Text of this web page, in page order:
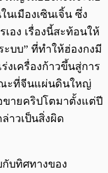
เมืองเซินเจิ้น ซึ่ง
อง เรื่องนี้สะท้อนให้
ะบบ” ที่ทำให้ฮ่องกงมี
งเครื่องก้าวขึ้นสู่การ
ะที่จีนแผ่นดินใหญ่
ายคริปโตมาตั้งแต่ปี
าวเป็นสิ่งผิด
บทิศทางของ